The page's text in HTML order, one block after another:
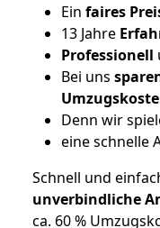
Ein faires
13 Jahre
Professionell
Bei uns
Denn wir
eine schnelle
Schnell und
unverbindliche
ca. 60 %